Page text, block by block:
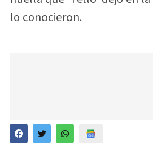
lo conocieron.